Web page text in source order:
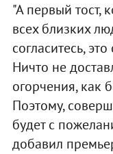
"А первый тост,
всех близких
согласитесь,
Ничто не
огорчения, как
Поэтому,
будет с
добавил